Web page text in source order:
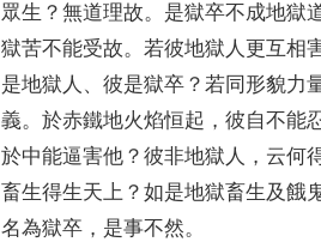
眾生 ？無道理故。 是獄卒不成地獄
獄苦不能受故。若彼地獄人更互相
是地獄人 、彼是獄卒 ？若同形貌力
義。於赤鐵地火焰恒起 ，彼自不能
於中能逼害他 ？彼非地獄人 ， 云何
畜生得生天上 ？如是地獄畜生及餓
名為獄卒 ， 是事不然。